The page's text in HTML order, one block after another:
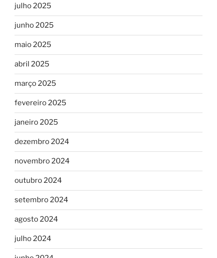
julho 2025
junho 2025
maio 2025
abril 2025
março 2025
fevereiro 2025
janeiro 2025
dezembro 2024
novembro 2024
outubro 2024
setembro 2024
agosto 2024
julho 2024